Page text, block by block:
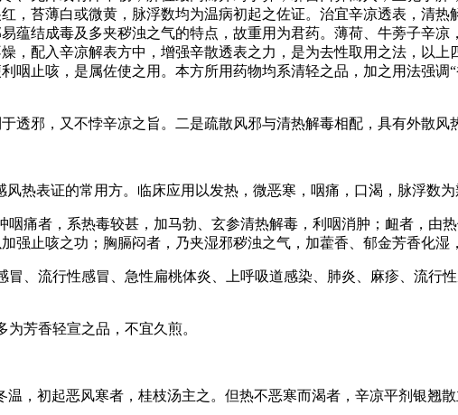
，苔薄白或微黄，脉浮数均为温病初起之佐证。治宜辛凉透表，清
蕴结成毒及多夹秽浊之气的特点，故重用为君药。薄荷、牛蒡子辛
，配入辛凉解表方中，增强辛散透表之力，是为去性取用之法，以
咽止咳，是属佐使之用。本方所用药物均系清轻之品，加之用法强调
透邪，又不悖辛凉之旨。二是疏散风邪与清热解毒相配，具有外散风
热表证的常用方。临床应用以发热，微恶寒，咽痛，口渴，脉浮数为
痛者，系热毒较甚，加马勃、玄参清热解毒，利咽消肿；衄者，由
强止咳之功；胸膈闷者，乃夹湿邪秽浊之气，加藿香、郁金芳香化湿
、流行性感冒、急性扁桃体炎、上呼吸道感染、肺炎、麻疹、流行
芳香轻宣之品，不宜久煎。
，初起恶风寒者，桂枝汤主之。但热不恶寒而渴者，辛凉平剂银翘